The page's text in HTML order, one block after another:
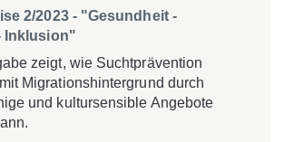
2/2023 - "Gesundheit -
Inklusion"
zeigt, wie Suchtprävention
Migrationshintergrund durch
und kultursensible Angebote